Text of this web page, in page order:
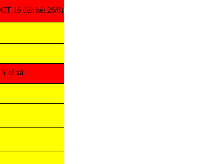
16 đến hết 26/8)
tế xã